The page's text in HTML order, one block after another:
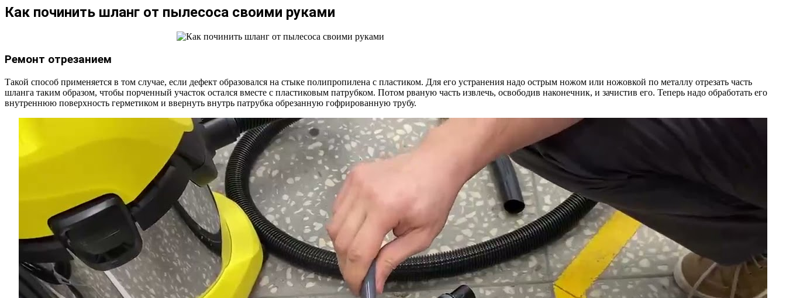
Как починить шланг от пылесоса своими руками
Ремонт отрезанием
Такой способ применяется в том случае, если дефект образовался на стыке полипропилена с пластиком. Для его устранения надо острым ножом или ножовкой по металлу отрезать часть
шланга таким образом, чтобы порченный участок остался вместе с пластиковым патрубком. Потом рваную часть извлечь, освободив наконечник, и зачистив его. Теперь надо обработать его
внутреннюю поверхность герметиком и ввернуть внутрь патрубка обрезанную гофрированную трубу.